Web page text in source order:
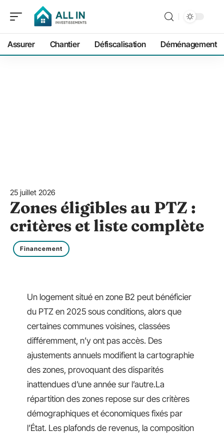
Assurer Chantier Défiscalisation Déménagement
25 juillet 2026
Zones éligibles au PTZ :
critères et liste complète
Financement
Un logement situé en zone B2 peut bénéficier
du PTZ en 2025 sous conditions, alors que
certaines communes voisines, classées
différemment, n’y ont pas accès. Des
ajustements annuels modifient la cartographie
des zones, provoquant des disparités
inattendues d’une année sur l’autre.La
répartition des zones repose sur des critères
démographiques et économiques fixés par
l’État. Les plafonds de revenus, la composition